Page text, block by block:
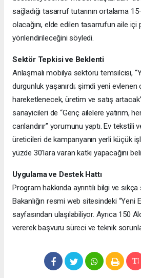
sağladığı tasarruf tutarının ortalama
olacağını, elde edilen tasarrufun aile içi
yönlendirileceğini söyledi.
Sektör Tepkisi ve Beklenti
Anlaşmalı mobilya sektörü temsilcisi,
durgunluk yaşanırdı; şimdi yeni evlenen
hareketlenecek, üretim ve satış
sanayicileri de “Genç ailelere yatırım,
canlandırır” yorumunu yaptı. Ev tekstili
üreticileri de kampanyanın yerli küçük
yüzde 30’lara varan katkı yapacağını
Uygulama ve Destek Hattı
Program hakkında ayrıntılı bilgi ve
Bakanlığın resmi web sitesindeki “Yeni
sayfasından ulaşılabiliyor. Ayrıca 150
vererek başvuru süreci ve teknik